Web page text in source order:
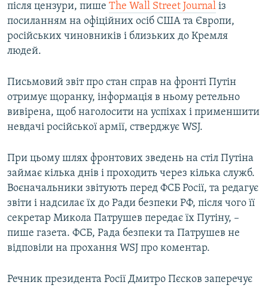
після цензури, пише The Wall Street Journal із
посиланням на офіційних осіб США та Європи,
російських чиновників і близьких до Кремля
людей.
Письмовий звіт про стан справ на фронті Путін
отримує щоранку, інформація в ньому ретельно
вивірена, щоб наголосити на успіхах і применшити
невдачі російської армії, стверджує WSJ.
При цьому шлях фронтових зведень на стіл Путіна
займає кілька днів і проходить через кілька служб.
Воєначальники звітують перед ФСБ Росії, та редагує
звіти і надсилає їх до Ради безпеки РФ, після чого її
секретар Микола Патрушев передає їх Путіну, –
пише газета. ФСБ, Рада безпеки та Патрушев не
відповіли на прохання WSJ про коментар.
Речник президента Росії Дмитро Пєсков заперечує